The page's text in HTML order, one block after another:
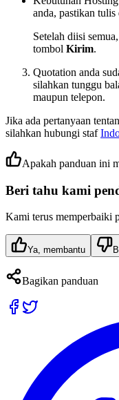
anda, pastikan tulis
Setelah diisi
tombol Kirim.
Quotation anda
silahkan tunggu
maupun telepon.
Jika ada pertanyaan
silahkan hubungi staf
Apakah panduan ini
Beri tahu kami
Kami terus memperbaiki
Ya, membantu
Bagikan panduan